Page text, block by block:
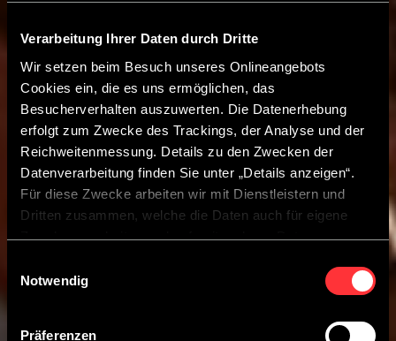
Verarbeitung Ihrer Daten durch Dritte
Wir setzen beim Besuch unseres Onlineangebots
Cookies ein, die es uns ermöglichen, das
Besucherverhalten auszuwerten. Die Datenerhebung
erfolgt zum Zwecke des Trackings, der Analyse und der
Reichweitenmessung. Details zu den Zwecken der
Datenverarbeitung finden Sie unter „Details anzeigen“.
Für diese Zwecke arbeiten wir mit Dienstleistern und
Dritten zusammen, welche die Daten auch für eigene
Zwecke verarbeiten und ggf. mit anderen Daten
Durch Anklicken der Schaltfläche „Cookies zulassen“
Detailansicht geben Sie Ihre Einwilligung zur Verarbeitung
Notwendig
Präferenzen